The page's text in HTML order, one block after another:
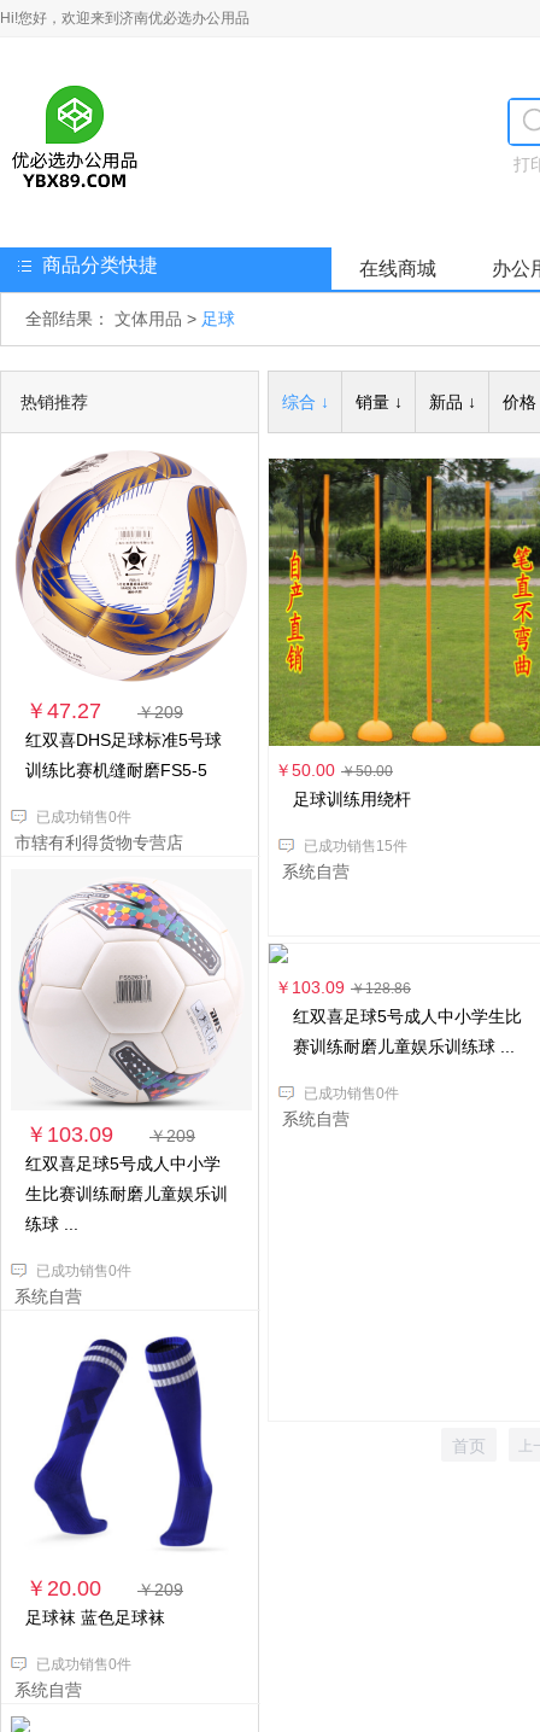
Hi!您好，欢迎来到济南优必选办公用品
打
商品分类快捷 在线商城 办公
全部结果： 文体用品 > 足球
热销推荐
￥47.27
￥209
红双喜DHS足球标准5号球
训练比赛机缝耐磨FS5-5
已成功销售0件
市辖有利得货物专营店
￥103.09
￥209
红双喜足球5号成人中小学
生比赛训练耐磨儿童娱乐训
练球 ...
已成功销售0件
系统自营
￥20.00
￥209
足球袜 蓝色足球袜
已成功销售0件
系统自营
综合 ↓ 销量 ↓ 新品 ↓ 价格
￥50.00 ￥50.00
足球训练用绕杆
已成功销售15件
系统自营
￥103.09 ￥128.86
红双喜足球5号成人中小学生比
赛训练耐磨儿童娱乐训练球 ...
已成功销售0件
系统自营
首页 上